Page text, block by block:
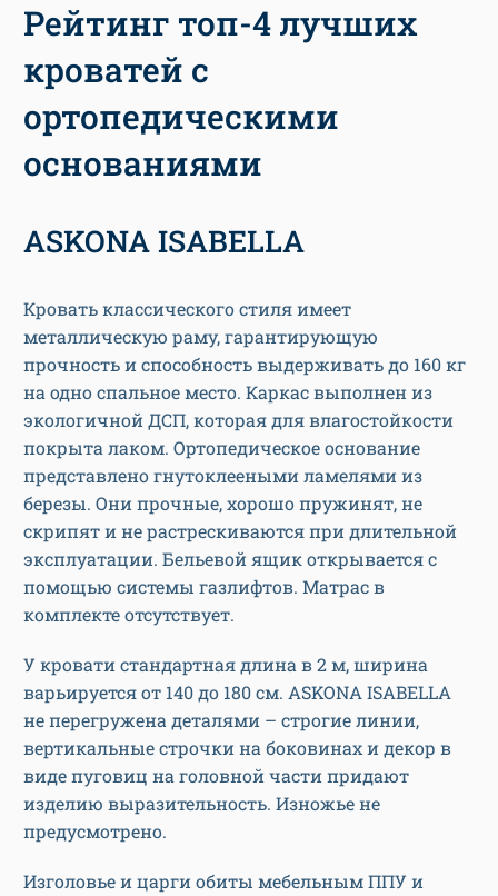
Рейтинг топ-4 лучших
кроватей с
ортопедическими
основаниями
ASKONA ISABELLA
Кровать классического стиля имеет
металлическую раму, гарантирующую
прочность и способность выдерживать до 160 кг
на одно спальное место. Каркас выполнен из
экологичной ДСП, которая для влагостойкости
покрыта лаком. Ортопедическое основание
представлено гнутоклееными ламелями из
березы. Они прочные, хорошо пружинят, не
скрипят и не растрескиваются при длительной
эксплуатации. Бельевой ящик открывается с
помощью системы газлифтов. Матрас в
комплекте отсутствует.
У кровати стандартная длина в 2 м, ширина
варьируется от 140 до 180 см. ASKONA ISABELLA
не перегружена деталями – строгие линии,
вертикальные строчки на боковинах и декор в
виде пуговиц на головной части придают
изделию выразительность. Изножье не
предусмотрено.
Изголовье и царги обиты мебельным ППУ и